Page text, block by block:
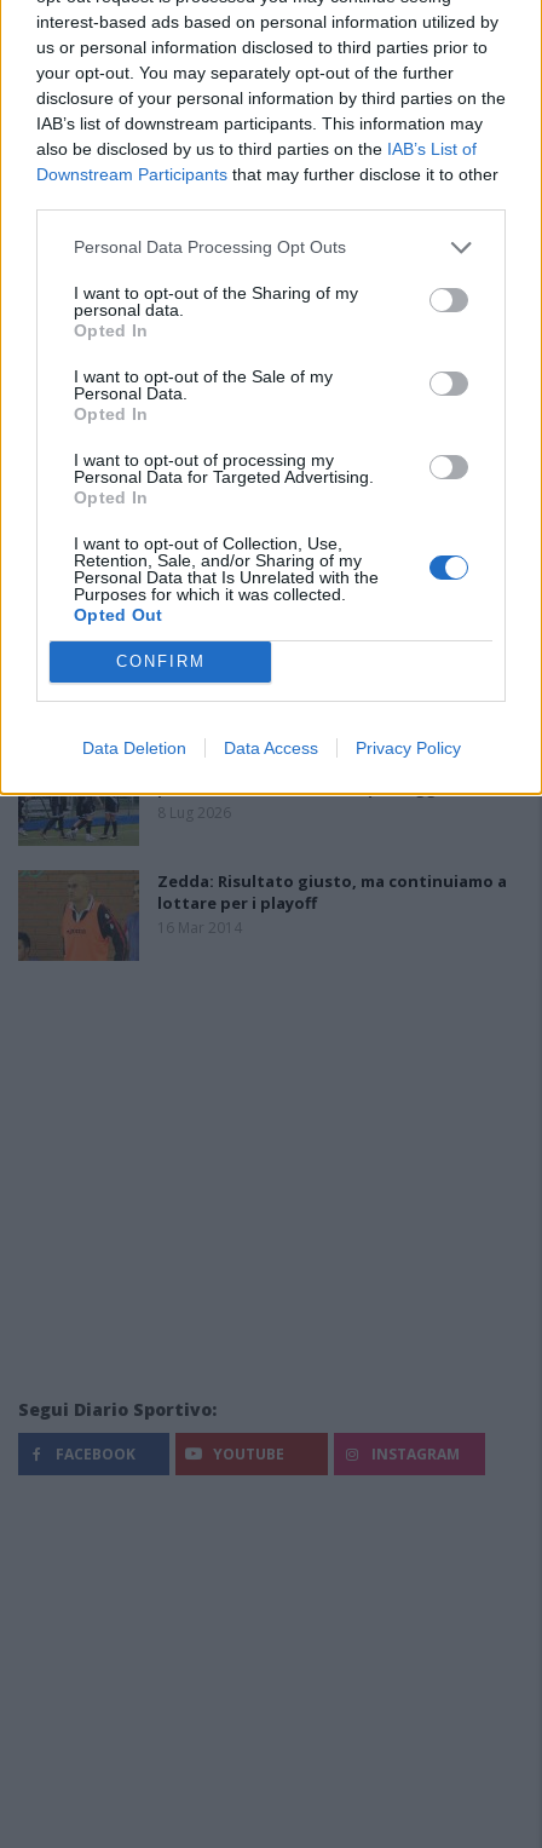
interest-based ads based on personal information utilized by
us or personal information disclosed to third parties prior to
your opt-out. You may separately opt-out of the further
disclosure of your personal information by third parties on the
IAB’s list of downstream participants. This information may
also be disclosed by us to third parties on the IAB’s List of
Downstream Participants that may further disclose it to other
Personal Data Processing Opt Outs
I want to opt-out of the Sharing of my
personal data.
Opted In
I want to opt-out of the Sale of my
Personal Data.
Opted In
I want to opt-out of processing my
Personal Data for Targeted Advertising.
Opted In
I want to opt-out of Collection, Use,
Retention, Sale, and/or Sharing of my
Personal Data that Is Unrelated with the
Purposes for which it was collected.
Opted Out
CONFIRM
Data Deletion Data Access Privacy Policy
PIÙ LETTI OGGI
8 Ago 2026
Il Latte Dolce prende Dumani dalla Torres,
Mascia, Sorgente, Lopes, Limberti e Cherchi
gli altri acquisti
8 Ago 2026
Latte Dolce, che rivoluzione: addio a 23
giocatori della scorsa stagione
9 Ago 2024
presentato domanda di ripescaggio
8 Lug 2026
Zedda: Risultato giusto, ma continuiamo a
lottare per i playoff
16 Mar 2014
Segui Diario Sportivo:
FACEBOOK YOUTUBE INSTAGRAM